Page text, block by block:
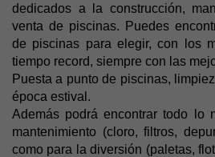
dedicados a la construcción,
venta de piscinas. Puedes
de piscinas para elegir, con los
tiempo record, siempre con las
Puesta a punto de piscinas,
época estival.
Además podrá encontrar todo lo
mantenimiento (cloro, filtros,
como para la diversión (paletas,